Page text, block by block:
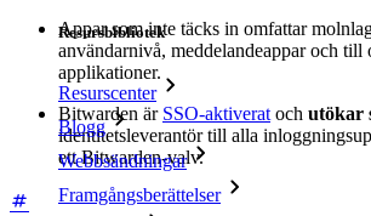
Resursbibliotek
Resurscenter
Blogg
Webbsändningar
Framgångsberättelser
Appar som inte täcks in omfattar
användarnivå, meddelandeappar och till
applikationer.
Bitwarden är SSO-aktiverat och utökar
identitetsleverantör till alla
ett Bitwarden-valv.